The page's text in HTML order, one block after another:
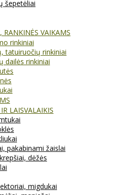
šepetėliai
RANKINĖS VAIKAMS
rinkiniai
tatuiruočių rinkiniai
dailės rinkiniai
LAISVALAIKIS
pakabinami žaislai
dėžės
migdukai